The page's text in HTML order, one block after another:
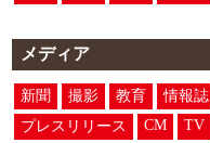
メディア
新聞 撮影 教育 情報誌
プレスリリース
CM TV